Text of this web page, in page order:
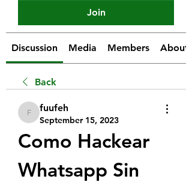
Join
Discussion Media Members About
Back
fuufeh
fuufeh
September 15, 2023
Como Hackear
Whatsapp Sin